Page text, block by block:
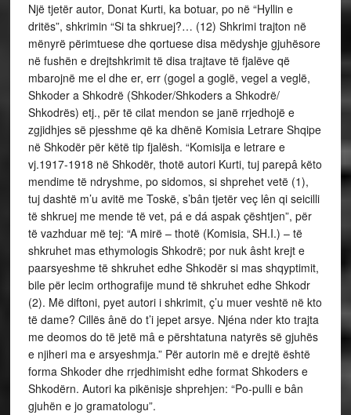
Një tjetër autor, Donat Kurti, ka botuar, po në “Hyllin e
dritës”, shkrimin “Si ta shkruej?… (12) Shkrimi trajton në
mënyrë përimtuese dhe qortuese disa mëdyshje gjuhësore
në fushën e drejtshkrimit të disa trajtave të fjalëve që
mbarojnë me el dhe er, err (gogel a goglë, vegel a veglë,
Shkoder a Shkodrë (Shkoder/Shkoders a Shkodrë/
Shkodrës) etj., për të cilat mendon se janë rrjedhojë e
zgjidhjes së pjesshme që ka dhënë Komisia Letrare Shqipe
në Shkodër për këtë tip fjalësh. “Komisija e letrare e
vj.1917-1918 në Shkodër, thotë autori Kurti, tuj parepâ këto
mendime të ndryshme, po sidomos, si shprehet vetë (1),
tuj dashtë m’u avitë me Toskë, s’bân tjetër veç lên qi seicilli
të shkruej me mende të vet, pá e dá aspak çështjen”, për
të vazhduar më tej: “A mirë – thotë (Komisia, SH.I.) – të
shkruhet mas ethymologis Shkodrë; por nuk âsht krejt e
paarsyeshme të shkruhet edhe Shkodër si mas shqyptimit,
bile për lecim orthografije mund të shkruhet edhe Shkodr
(2). Më diftoni, pyet autori i shkrimit, ç’u muer veshtë në kto
të dame? Cillës ânë do t’i jepet arsye. Njéna nder kto trajta
me deomos do të jetë mâ e përshtatuna natyrës së gjuhës
e njiheri ma e arsyeshmja.” Për autorin më e drejtë është
forma Shkoder dhe rrjedhimisht edhe format Shkoders e
Shkodërn. Autori ka pikënisje shprehjen: “Po-pulli e bân
gjuhën e jo gramatologu”.